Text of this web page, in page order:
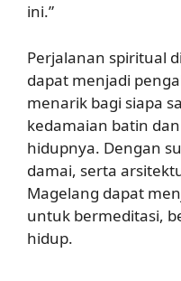
ini.”
Perjalanan spiritual
dapat menjadi
menarik bagi siapa
kedamaian batin
hidupnya. Dengan
damai, serta
Magelang dapat
untuk bermeditasi,
hidup.